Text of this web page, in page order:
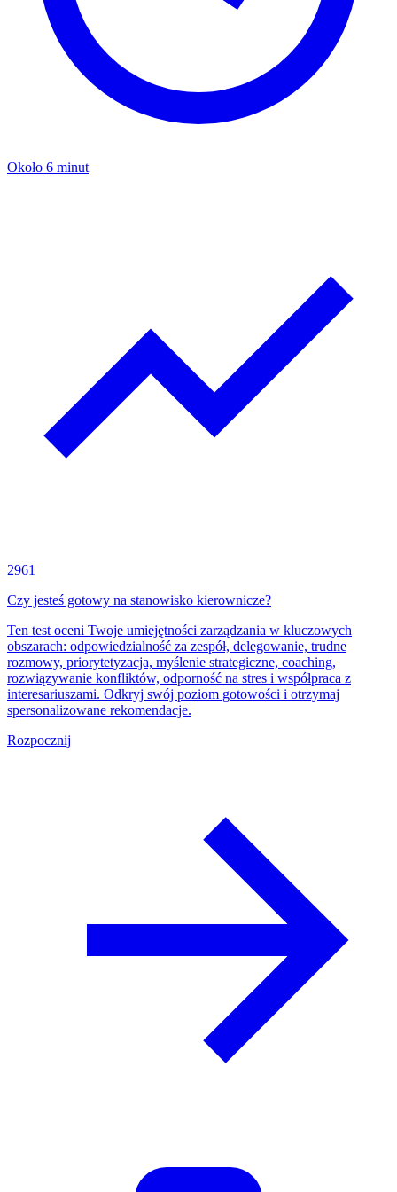
Około 6 minut
2961
Czy jesteś gotowy na stanowisko kierownicze?
Ten test oceni Twoje umiejętności zarządzania w kluczowych
obszarach: odpowiedzialność za zespół, delegowanie, trudne
rozmowy, priorytetyzacja, myślenie strategiczne, coaching,
rozwiązywanie konfliktów, odporność na stres i współpraca z
interesariuszami. Odkryj swój poziom gotowości i otrzymaj
spersonalizowane rekomendacje.
Rozpocznij